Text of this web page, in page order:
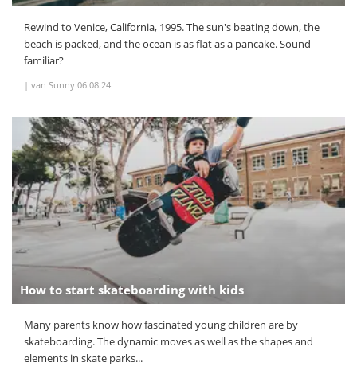
Rewind to Venice, California, 1995. The sun's beating down, the
beach is packed, and the ocean is as flat as a pancake. Sound
familiar?
| van Sunny 06.08.24
How to start skateboarding with kids
Many parents know how fascinated young children are by
skateboarding. The dynamic moves as well as the shapes and
elements in skate parks...